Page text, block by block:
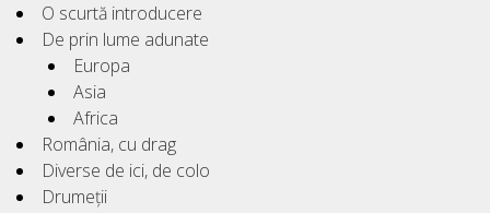
O scurtă introducere
De prin lume adunate
Europa
Asia
Africa
România, cu drag
Diverse de ici, de colo
Drumeții